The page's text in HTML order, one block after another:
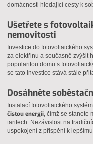
domácnosti hledající cesty k
Ušetřete s
nemovitosti
Investice do fotovoltaického
za elektřinu a současně zvýšit
popularitou domů s
se tato investice stává stále
Dosáhněte
Instalací fotovoltaického
čistou energii , čímž se
tarifech. Nezávislost na
uspokojení z přispění k